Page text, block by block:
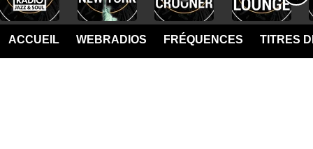
ACCUEIL WEBRADIOS FRÉQUENCES TITRES